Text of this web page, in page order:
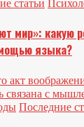
статьи
мир»: какую
языка?
Последние